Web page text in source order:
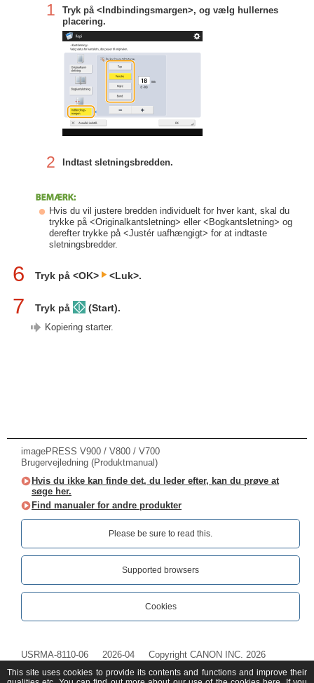
1
Tryk på <Indbindingsmargen>, og vælg hullernes
placering.
2 Indtast sletningsbredden.
Hvis du vil justere bredden individuelt for hver kant, skal du
trykke på <Originalkantsletning> eller <Bogkantsletning> og
derefter trykke på <Justér uafhængigt> for at indtaste
sletningsbredder.
6 Tryk på <OK> <Luk>.
7 Tryk på (Start).
Kopiering starter.
imagePRESS V900 / V800 / V700
Brugervejledning (Produktmanual)
Hvis du ikke kan finde det, du leder efter, kan du prøve at
søge her.
Find manualer for andre produkter
Please be sure to read this.‎
Supported browsers
Cookies
USRMA-8110-06 2026-04 Copyright CANON INC. 2026
This site uses cookies to provide its contents and functions and improve their